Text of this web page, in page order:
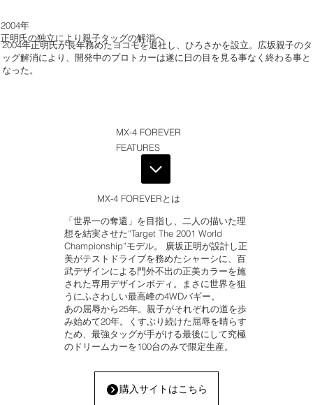
2004年
正明氏の独立により親子タッグの解消へ
2004年正明氏が長年務めたヨコモを退社し、ひろさかを設立。広坂親子のタ
ッグ解消により、開発中のプロトカーは遂に日の目を見る事なく終わる事と
なった。
MX-4 FOREVER
FEATURES
「世界一の奪還」を目指し、二人の描いた理
想を結実させた“Target The 2001 World
Championship”モデル。 廣坂正明が設計し正
美がテストドライブを務めたシャーシに、百
武デザインによる門外不出の正美カラーを施
された専用デザインボディ。まさに世界を狙
うにふさわしい最高峰の4WDバギー。
あの屈辱から25年。親子がそれぞれの道を歩
み始めて20年。くすぶり続けた屈辱を晴らす
ため、最強タッグが手がける最後にして究極
のドリームカーを100台のみで限定生産。
MX-4 FOREVERとは
購入サイトはこちら